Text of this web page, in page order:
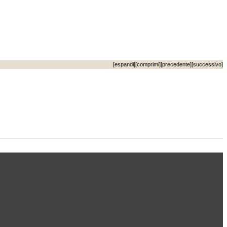
[espandi][comprimi][precedente][successivo]